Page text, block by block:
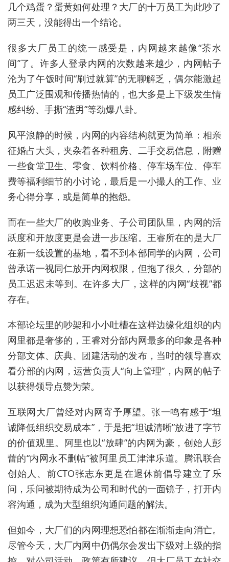
几个鸡蛋？蛋黄如何处理？大厂的十万员工为此吵了
两三天，没能得出一个结论。
很多大厂员工的统一感受是，内网越来越像“茶水
间”了。许多人登录内网的次数越来越少，内网帖子
沦为了午饭时间“刷过就算”的无聊解乏，偶尔能激起
员工广泛围观和传播热情的，也大多是上下级发生情
感纠纷、手撕“渣男”等劲爆八卦。
风平浪静的时候，内网的内容结构就更为简单：相亲
征婚占大头，夹杂着各种租房、二手交易信息，附赠
一些食堂卫生、零食、饮料价格、停车场车位、停车
费等福利细节的小讨论，最后是一小撮人的工作、业
务心得分享，或是简单的抱怨。
而在一些大厂的收购业务、子公司团队里，内网的活
跃度和开放度更是会进一步压缩。王睿所在的是大厂
在新一线设置的基地，看不到本部同学的内网，公司
曾承诺一视同仁放开内网权限，但拖了很久，分部的
员工迟迟未等到。在许多大厂，这样的内网“歧视”都
存在。
本部论坛里的吵架和小小吐槽在这样边缘化组织的内
网里都是奢侈的，王睿对分部内网最多的印象是各种
分部文体、庆典、团建活动的发布，当时的领导喜欢
看分部的内网，运营负责人“向上管理”，内网的帖子
以获得领导点赞为荣。
互联网大厂曾经对内网寄予厚望。张一鸣有感于“坦
诚降低组织交易成本”，于是把“坦诚清晰”放进了字节
的价值观里。阿里也以“放肆”的内网为豪，创始人彭
蕾的“内网永不删帖”被阿里员工津津乐道。腾讯联合
创始人、前CTO张志东更是在退休前倡导建立了乐
问，乐问被期待成为公司和时代的一面镜子，打开内
容沟通，成为大型组织沟通问题的解法。
但如今，大厂们的内网理想恐怕都在渐渐走向消亡。
尽管今天，大厂内网中仍偶尔会发出下级对上级的指